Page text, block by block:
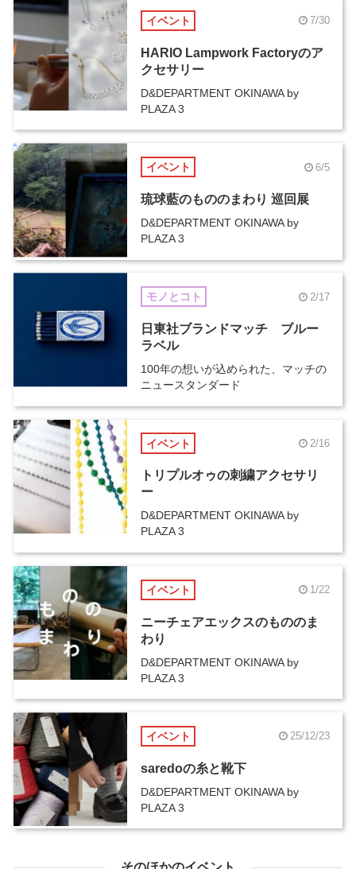
イベント 7/30
HARIO Lampwork Factoryのア
クセサリー
D&DEPARTMENT OKINAWA by
PLAZA 3
イベント 6/5
琉球藍のもののまわり 巡回展
D&DEPARTMENT OKINAWA by
PLAZA 3
モノとコト 2/17
日東社ブランドマッチ ブルー
ラベル
100年の想いが込められた、マッチの
ニュースタンダード
イベント 2/16
トリプルオゥの刺繍アクセサリ
ー
D&DEPARTMENT OKINAWA by
PLAZA 3
イベント 1/22
ニーチェアエックスのもののま
わり
D&DEPARTMENT OKINAWA by
PLAZA 3
イベント 25/12/23
saredoの糸と靴下
D&DEPARTMENT OKINAWA by
PLAZA 3